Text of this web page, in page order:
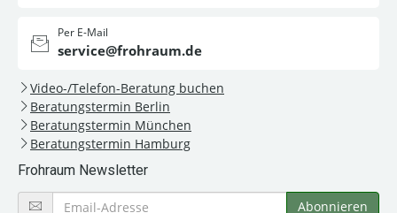
Per E-Mail
service@frohraum.de
Video-/Telefon-Beratung buchen
Beratungstermin Berlin
Beratungstermin München
Beratungstermin Hamburg
Frohraum Newsletter